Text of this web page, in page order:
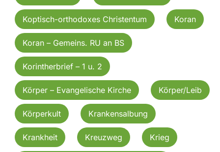
Koptisch-orthodoxes Christentum Koran
Koran – Gemeins. RU an BS
Korintherbrief – 1 u. 2
Körper – Evangelische Kirche Körper/Leib
Körperkult Krankensalbung
Krankheit Kreuzweg Krieg